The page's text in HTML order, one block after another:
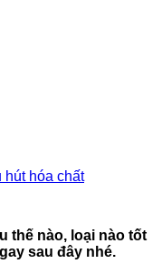
hút hóa chất
thế nào, loại nào tốt
sau đây nhé.